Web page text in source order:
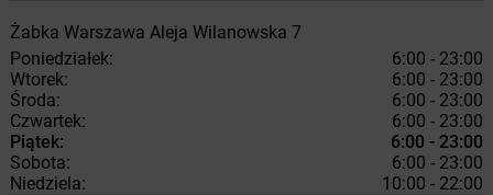
Żabka Warszawa Aleja Wilanowska 7
Poniedziałek:
6:00 - 23:00
Wtorek:
6:00 - 23:00
Środa:
6:00 - 23:00
Czwartek:
6:00 - 23:00
Piątek:
6:00 - 23:00
Sobota:
6:00 - 23:00
Niedziela:
10:00 - 22:00